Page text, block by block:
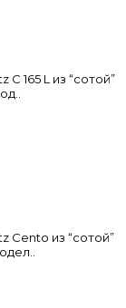
165 L из “сотой”
Cento из “сотой”